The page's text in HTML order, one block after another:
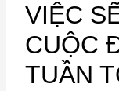
VIỆC
CUỘC
TUẦN